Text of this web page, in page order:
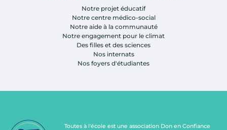
Notre projet éducatif
Notre centre médico-social
Notre aide à la communauté
Notre engagement pour le climat
Des filles et des sciences
Nos internats
Nos foyers d'étudiantes
Toutes à l'école est une association Don en Confiance